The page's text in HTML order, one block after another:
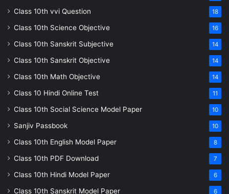
Class 10th vvi Question 18
Class 10th Science Objective 16
Class 10th Sanskrit Subjective 14
Class 10th Sanskrit Objective 14
Class 10th Math Objective 14
Class 10 Hindi Online Test 11
Class 10th Social Science Model Paper 10
Sanjiv Passbook 10
Class 10th English Model Paper 8
Class 10th PDF Download 7
Class 10th Hindi Model Paper 6
Class 10th Sanskrit Model Paper 6